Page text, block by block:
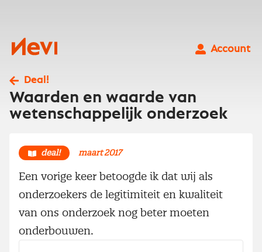
Nevi
Account
Deal!
Waarden en waarde van
wetenschappelijk onderzoek
deal! maart 2017
Een vorige keer betoogde ik dat wij als
onderzoekers de legitimiteit en kwaliteit
van ons onderzoek nog beter moeten
onderbouwen.